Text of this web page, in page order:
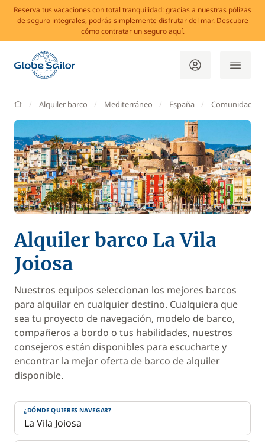
Reserva tus vacaciones con total tranquilidad: gracias a nuestras pólizas
de seguro integrales, podrás simplemente disfrutar del mar. Descubre
cómo contratar un seguro aquí.
GlobeSailor
Alquiler barco Mediterráneo España Comunidad
Alquiler barco La Vila
Joiosa
Nuestros equipos seleccionan los mejores barcos
para alquilar en cualquier destino. Cualquiera que
sea tu proyecto de navegación, modelo de barco,
compañeros a bordo o tus habilidades, nuestros
consejeros están disponibles para escucharte y
encontrar la mejor oferta de barco de alquiler
disponible.
¿DÓNDE QUIERES NAVEGAR?